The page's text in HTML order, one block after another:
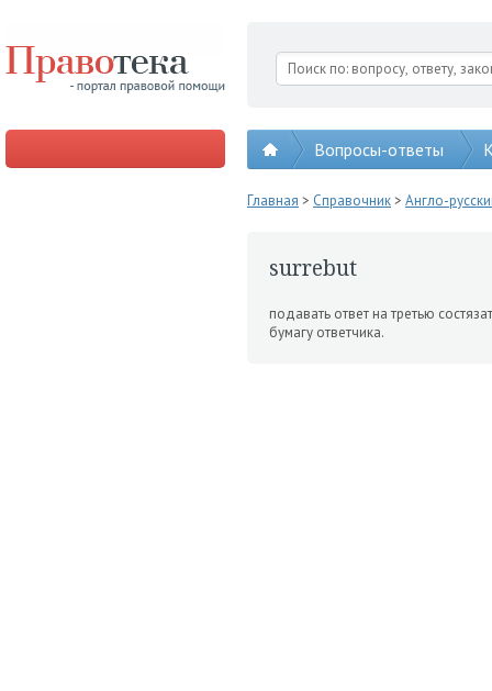
Вопросы-ответы
Главная > Справочник> Англо-
surrebut
подавать ответ на третью
бумагу ответчика.